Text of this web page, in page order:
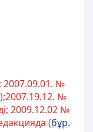
№
№
2009.12.02 №
(бұр.